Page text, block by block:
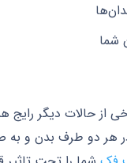
شما
از حالات دیگر
هر دو طرف بدن و به